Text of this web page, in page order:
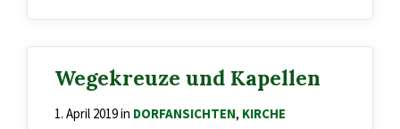
Wegekreuze und Kapellen
1. April 2019in DORFANSICHTEN, KIRCHE